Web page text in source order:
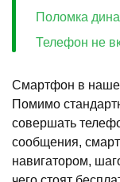
Поломка
Телефон не
Смартфон в
Помимо
совершать
сообщения,
навигатором,